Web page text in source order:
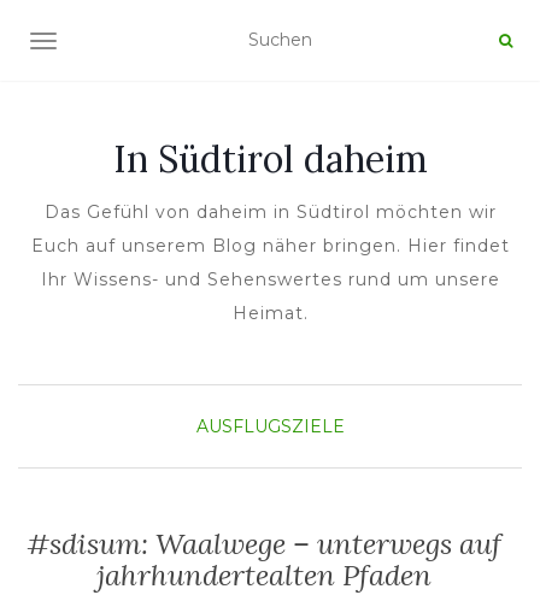
NAVIGATION UMSCHALTEN
In Südtirol daheim
Das Gefühl von daheim in Südtirol möchten wir
Euch auf unserem Blog näher bringen. Hier findet
Ihr Wissens- und Sehenswertes rund um unsere
Heimat.
AUSFLUGSZIELE
#sdisum: Waalwege – unterwegs auf
jahrhundertealten Pfaden